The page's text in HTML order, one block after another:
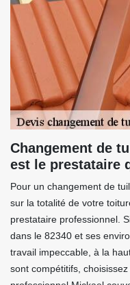
Changement de
est le prestataire
Pour un changement de
sur la totalité de votre
prestataire professionnel.
dans le 82340 et ses
travail impeccable, à la
sont compétitifs,